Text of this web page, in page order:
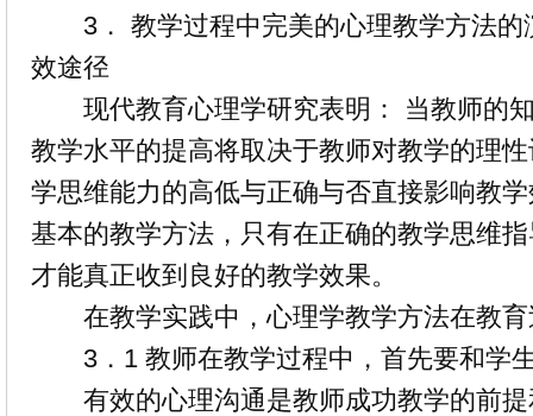
3． 教学过程中完美的心理教学方法的
效途径
现代教育心理学研究表明： 当教师的
教学水平的提高将取决于教师对教学的
学思维能力的高低与正确与否直接影响教
基本的教学方法，只有在正确的教学思维
才能真正收到良好的教学效果。
在教学实践中，心理学教学方法在教育
3．1 教师在教学过程中，首先要和学
有效的心理沟通是教师成功教学的前提